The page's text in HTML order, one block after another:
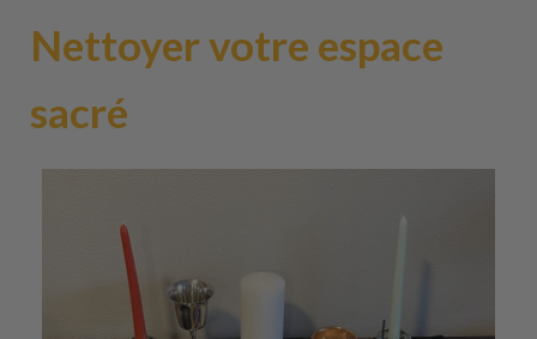
Nettoyer votre espace
sacré